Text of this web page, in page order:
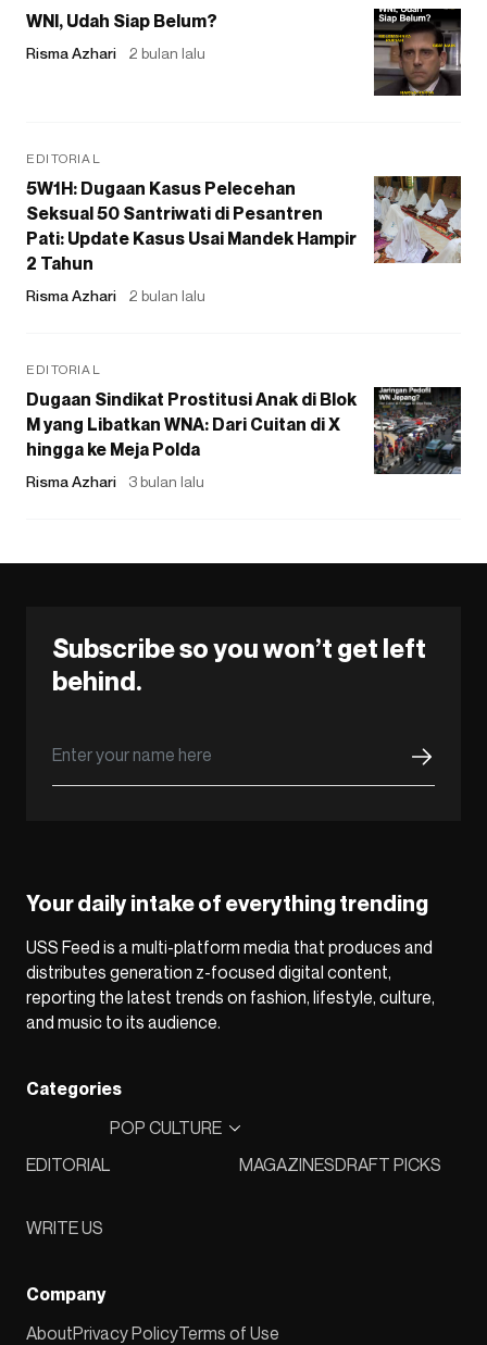
WNI, Udah Siap Belum?
Risma Azhari 2 bulan lalu
EDITORIAL
5W1H: Dugaan Kasus Pelecehan
Seksual 50 Santriwati di Pesantren
Pati: Update Kasus Usai Mandek Hampir
2 Tahun
Risma Azhari 2 bulan lalu
EDITORIAL
Dugaan Sindikat Prostitusi Anak di Blok
M yang Libatkan WNA: Dari Cuitan di X
hingga ke Meja Polda
Risma Azhari 3 bulan lalu
Subscribe so you won’t get left
behind.
Your daily intake of everything trending
USS Feed is a multi-platform media that produces and
distributes generation z-focused digital content,
reporting the latest trends on fashion, lifestyle, culture,
and music to its audience.
Categories
EDITORIAL
POP CULTURE
MAGAZINESDRAFT PICKS
WRITE US
Company
AboutPrivacy PolicyTerms of Use